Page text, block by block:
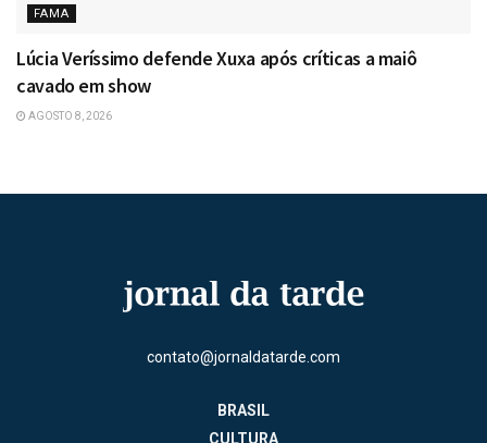
FAMA
Lúcia Veríssimo defende Xuxa após críticas a maiô
cavado em show
AGOSTO 8, 2026
contato@jornaldatarde.com
BRASIL
CULTURA